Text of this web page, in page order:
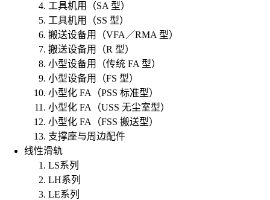
工具机用（SA 型）
工具机用（SS 型）
搬送设备用（VFA／RMA 型）
搬送设备用（R 型）
小型设备用（传统 FA 型）
小型设备用（FS 型）
小型化 FA（PSS 标准型）
小型化 FA（USS 无尘室型）
小型化 FA（FSS 搬送型）
支撑座与周边配件
线性滑轨
LS系列
LH系列
LE系列